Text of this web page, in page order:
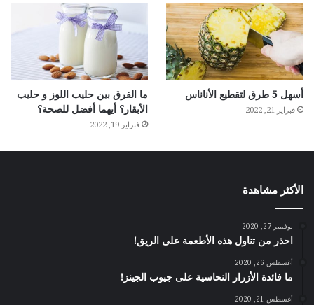
أسهل 5 طرق لتقطيع الأناناس
فبراير 21, 2022
ما الفرق بين حليب اللوز و حليب
الأبقار؟ أيهما أفضل للصحة؟
فبراير 19, 2022
الأكثر مشاهدة
نوفمبر 27, 2020
احذر من تناول هذه الأطعمة على الريق!
أغسطس 26, 2020
ما فائدة الأزرار النحاسية على جيوب الجينز!
أغسطس 21, 2020